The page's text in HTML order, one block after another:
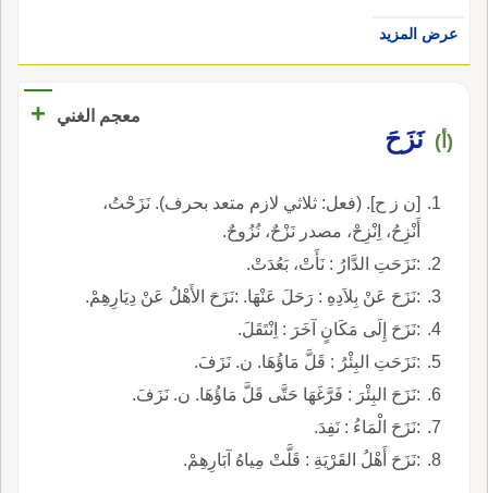
عرض المزيد
معجم الغني +
(أ) نَزَحَ
[ن ز ح]. (فعل: ثلاثي لازم متعد بحرف). نَزَحْتُ،
أَنْزِحُ، اِنْزِحْ، مصدر نَزْحٌ، نُزُوحٌ.
:نَزَحَتِ الدَّارُ : نَأَتْ، بَعُدَتْ.
:نَزَحَ عَنْ بِلاَدِهِ : رَحَلَ عَنْهَا. :نَزَحَ الأَهْلُ عَنْ دِيَارِهِمْ.
:نَزَحَ إِلَى مَكَانٍ آخَرَ : اِنْتَقَلَ.
:نَزَحَتِ البِئْرُ : قَلَّ مَاؤُهَا. ن. نَزَفَ.
:نَزَحَ البِئْرَ : فَرَّغَهَا حَتَّى قَلَّ مَاؤُهَا. ن. نَزَفَ.
:نَزَحَ الْمَاءُ : نَفِدَ.
:نَزَحَ أَهْلُ القَرْيَةِ : قَلَّتْ مِياهُ آبَارِهِمْ.